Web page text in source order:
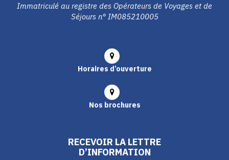
Immatriculé au registre des Opérateurs de Voyages et de
Séjours n° IM085210005
Horaires d’ouverture
Nos brochures
RECEVOIR LA LETTRE
D’INFORMATION